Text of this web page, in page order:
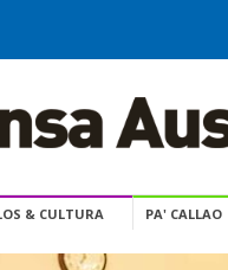
& CULTURA PA' CALLAO